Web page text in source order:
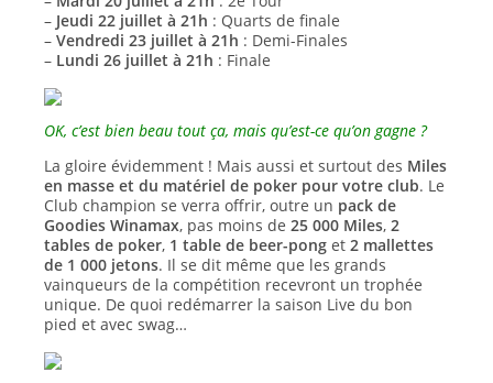
– Jeudi 22 juillet à 21h : Quarts de finale
–Vendredi 23 juillet à 21h : Demi-Finales
– Lundi 26 juillet à 21h : Finale
OK, c’est bien beau tout ça, mais qu’est-ce qu’on gagne ?
La gloire évidemment ! Mais aussi et surtout des Miles
en masse et du matériel de poker pour votre club. Le
Club champion se verra offrir, outre un pack de
Goodies Winamax, pas moins de25 000 Miles,2
tables de poker, 1 table de beer-pong et2 mallettes
de 1 000 jetons. Il se dit même que les grands
vainqueurs de la compétition recevront un trophée
unique. De quoi redémarrer la saison Live du bon
pied et avec swag…